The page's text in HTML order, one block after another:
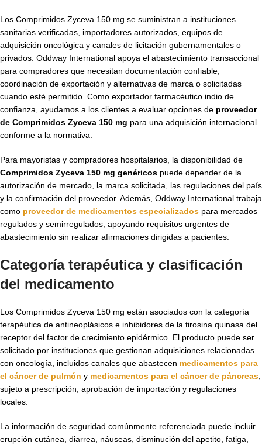
Los Comprimidos Zyceva 150 mg se suministran a instituciones
sanitarias verificadas, importadores autorizados, equipos de
adquisición oncológica y canales de licitación gubernamentales o
privados. Oddway International apoya el abastecimiento transaccional
para compradores que necesitan documentación confiable,
coordinación de exportación y alternativas de marca o solicitadas
cuando esté permitido. Como exportador farmacéutico indio de
confianza, ayudamos a los clientes a evaluar opciones de proveedor
de Comprimidos Zyceva 150 mg para una adquisición internacional
conforme a la normativa.
Para mayoristas y compradores hospitalarios, la disponibilidad de
Comprimidos Zyceva 150 mg genéricos puede depender de la
autorización de mercado, la marca solicitada, las regulaciones del país
y la confirmación del proveedor. Además, Oddway International trabaja
como proveedor de medicamentos especializados para mercados
regulados y semirregulados, apoyando requisitos urgentes de
abastecimiento sin realizar afirmaciones dirigidas a pacientes.
Categoría terapéutica y clasificación
del medicamento
Los Comprimidos Zyceva 150 mg están asociados con la categoría
terapéutica de antineoplásicos e inhibidores de la tirosina quinasa del
receptor del factor de crecimiento epidérmico. El producto puede ser
solicitado por instituciones que gestionan adquisiciones relacionadas
con oncología, incluidos canales que abastecen medicamentos para
el cáncer de pulmón y medicamentos para el cáncer de páncreas
sujeto a prescripción, aprobación de importación y regulaciones
locales.
La información de seguridad comúnmente referenciada puede incluir
erupción cutánea, diarrea, náuseas, disminución del apetito, fatiga,